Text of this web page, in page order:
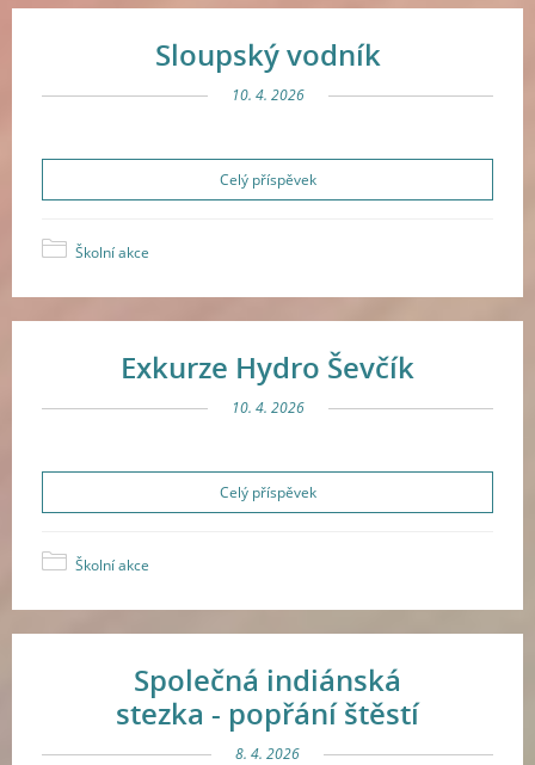
Sloupský vodník
10. 4. 2026
Celý příspěvek
Školní akce
Exkurze Hydro Ševčík
10. 4. 2026
Celý příspěvek
Školní akce
Společná indiánská
stezka - popřání štěstí
8. 4. 2026